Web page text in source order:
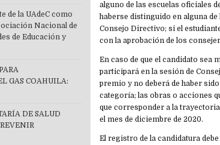
alguno de las escuelas oficiales
haberse distinguido en alguna
Consejo Directivo; si el
con la aprobación de los
En caso de que el candidato sea
participará en la sesión de
premio y no deberá de haber
categoría; las obras o acciones
que corresponder a la
el mes de diciembre de 2020.
El registro de la candidatura
de la UAdeC como
Nacional de
de Educación y
GAS COAHUILA:
DE SALUD